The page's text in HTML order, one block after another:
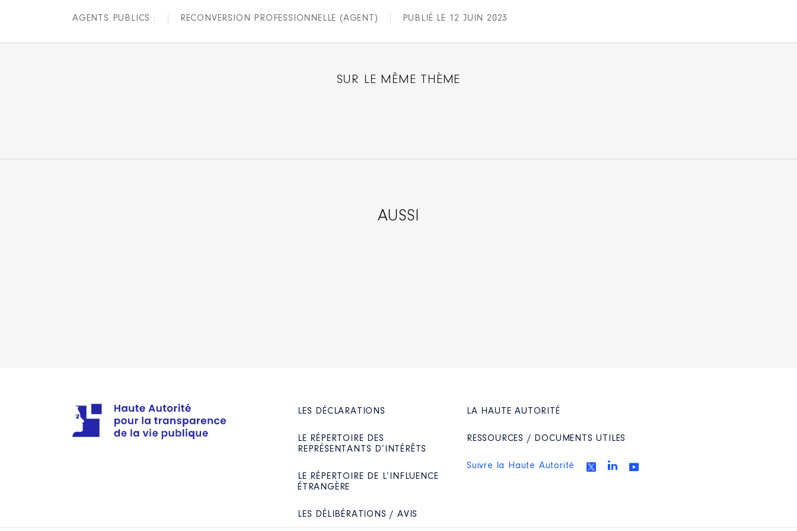
AGENTS PUBLICS : RECONVERSION PROFESSIONNELLE (AGENT) PUBLIÉ LE 12 JUIN 2023
SUR LE MÊME THÈME
AUSSI
LES DÉCLARATIONS
LE RÉPERTOIRE DES
REPRÉSENTANTS D’INTÉRÊTS
LE RÉPERTOIRE DE L’INFLUENCE
ÉTRANGÈRE
LES DÉLIBÉRATIONS / AVIS
LA HAUTE AUTORITÉ
RESSOURCES / DOCUMENTS UTILES
Suivre la Haute Autorité